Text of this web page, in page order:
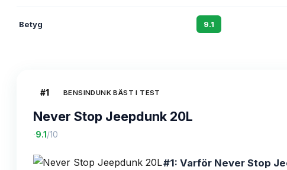
Betyg 9.1
#1 BENSINDUNK BÄST I TEST
Never Stop Jeepdunk 20L
·9.1 /10
#1: Varför Never Stop